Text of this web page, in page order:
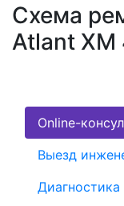
Схема
Atlant XM
Online-
Выезд
Диагностика